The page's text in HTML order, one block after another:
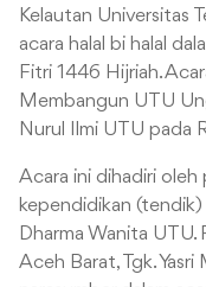
Kelautan Universitas
acara halal bi halal
Fitri 1446 Hijriah.
Membangun UTU
Nurul Ilmi UTU pada
Acara ini dihadiri oleh
kependidikan
Dharma Wanita UTU.
Aceh Barat, Tgk.